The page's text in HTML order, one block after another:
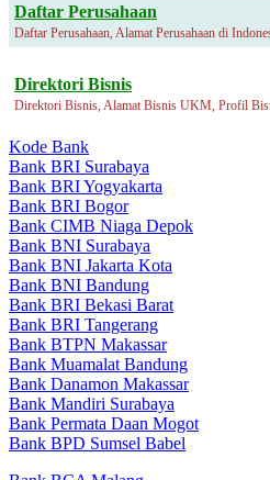
Daftar Perusahaan
Daftar Perusahaan, Alamat Perusahaan di
Direktori Bisnis
Direktori Bisnis, Alamat Bisnis UKM, Profil
Kode Bank
Bank BRI Surabaya
Bank BRI Yogyakarta
Bank BRI Bogor
Bank CIMB Niaga Depok
Bank BNI Surabaya
Bank BNI Jakarta Kota
Bank BNI Bandung
Bank BRI Bekasi Barat
Bank BRI Tangerang
Bank BTPN Makassar
Bank Muamalat Bandung
Bank Danamon Makassar
Bank Mandiri Surabaya
Bank Permata Daan Mogot
Bank BPD Sumsel Babel